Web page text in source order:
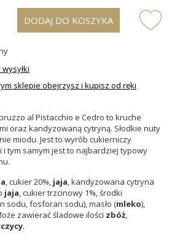
DODAJ DO KOSZYKA
sklepie obejrzysz i kupisz od ręki
al Pistacchio e Cedro to kruche
oraz kandyzowaną cytryną. Słodkie nuty
miodu. Jest to wyrób cukierniczy
i tym samym jest to najbardziej typowy
, cukier 20%, jaja, kandyzowana cytryna
jaja, cukier trzcinowy 1%, środki
sodu, fosforan sodu), masło (mleko),
zawierać śladowe ilości zbóż,
.